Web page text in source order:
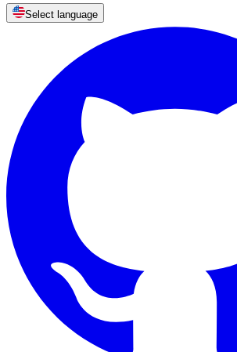
Select language